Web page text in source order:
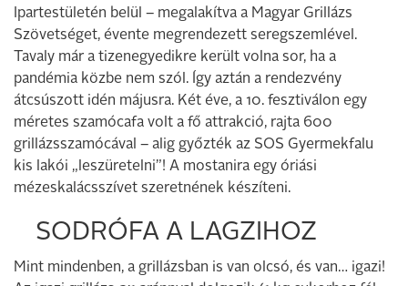
Ipartestületén belül – megalakítva a Magyar Grillázs
Szövetséget, évente megrendezett seregszemlével.
Tavaly már a tizenegyedikre került volna sor, ha a
pandémia közbe nem szól. Így aztán a rendezvény
átcsúszott idén májusra. Két éve, a 10. fesztiválon egy
méretes szamócafa volt a fő attrakció, rajta 600
grillázsszamócával – alig győzték az SOS Gyermekfalu
kis lakói „leszüretelni”! A mostanira egy óriási
mézeskalácsszívet szeretnének készíteni.
SODRÓFA A LAGZIHOZ
Mint mindenben, a grillázsban is van olcsó, és van… igazi!